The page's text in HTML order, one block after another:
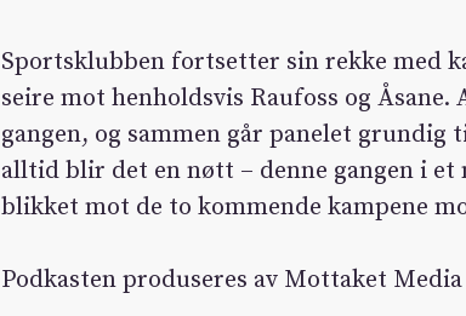
Sportsklubben fortsetter sin rekke med
seire mot henholdsvis Raufoss og
gangen, og sammen går panelet grundig
alltid blir det en nøtt – denne gangen i
blikket mot de to kommende kampene
Podkasten produseres av Mottaket